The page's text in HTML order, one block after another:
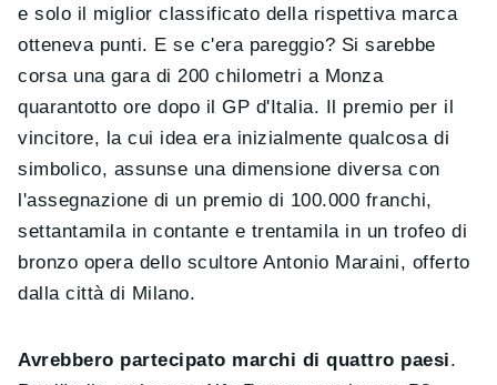
e solo il miglior classificato della rispettiva marca
otteneva punti. E se c'era pareggio? Si sarebbe
corsa una gara di 200 chilometri a Monza
quarantotto ore dopo il GP d'Italia. Il premio per il
vincitore, la cui idea era inizialmente qualcosa di
simbolico, assunse una dimensione diversa con
l'assegnazione di un premio di 100.000 franchi,
settantamila in contante e trentamila in un trofeo di
bronzo opera dello scultore Antonio Maraini, offerto
dalla città di Milano.
Avrebbero partecipato marchi di quattro paesi.